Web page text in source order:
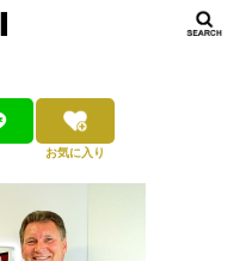
お気に入り